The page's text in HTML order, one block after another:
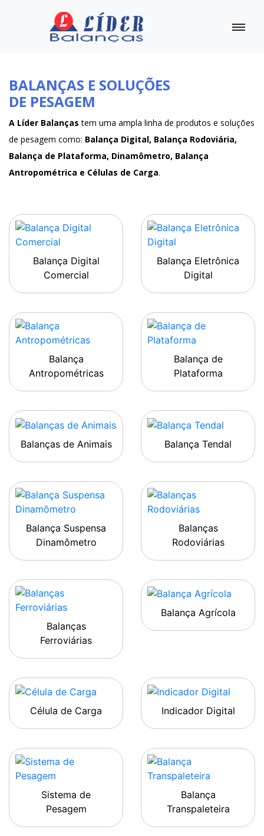
BALANÇAS E SOLUÇÕES
DE PESAGEM
A Líder Balanças tem uma ampla linha de produtos e soluções
de pesagem como: Balança Digital, Balança Rodoviária,
Balança de Plataforma, Dinamômetro, Balança
Antropométrica e Células de Carga.
Balança Digital
Comercial
Balança Eletrônica
Digital
Balança
Antropométricas
Balança de
Plataforma
Balanças de Animais Balança Tendal
Balança Suspensa
Dinamômetro
Balanças
Rodoviárias
Balanças
Ferroviárias
Balança Agrícola
Célula de Carga Indicador Digital
Sistema de
Pesagem
Balança
Transpaleteira